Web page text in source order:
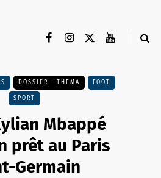
DOSSIER - THEMA FOOT
SPORT
Mbappé
prêt au Paris
Germain